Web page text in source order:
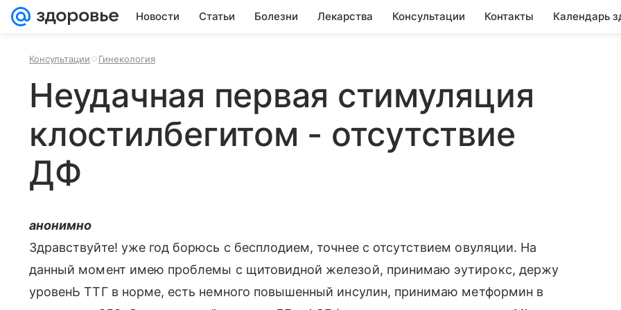
Новости Статьи Болезни Лекарства Консультации Контакты Календарь
Консультации Гинекология
Неудачная первая стимуляция
клостилбегитом - отсутствие
ДФ
анонимно
Здравствуйте! уже год борюсь с бесплодием, точнее с отсутствием овуляции. На
данный момент имею проблемы с щитовидной железой, принимаю эутирокс, держу
уровенЬ ТТГ в норме, есть немного повышенный инсулин, принимаю метформин в